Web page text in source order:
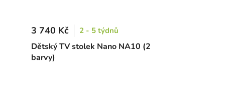
Dětský TV stolek Nano NA10 (2
barvy)
3 740 Kč 2 - 5 týdnů